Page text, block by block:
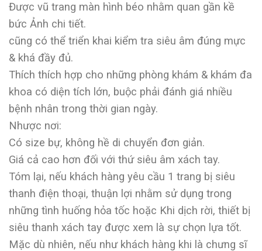
Được vũ trang màn hình béo nhằm quan gần kề
bức Ảnh chi tiết.
cũng có thể triển khai kiểm tra siêu âm đúng mực
& khá đầy đủ.
Thích thích hợp cho những phòng khám & khám đa
khoa có diện tích lớn, buộc phải đánh giá nhiều
bệnh nhân trong thời gian ngày.
Nhược nơi:
Có size bự, không hề di chuyển đơn giản.
Giá cả cao hơn đối với thứ siêu âm xách tay.
Tóm lại, nếu khách hàng yêu cầu 1 trang bị siêu
thanh điện thoại, thuận lợi nhằm sử dụng trong
những tình huống hỏa tốc hoặc Khi dịch rời, thiết bị
siêu thanh xách tay được xem là sự chọn lựa tốt.
Mặc dù nhiên, nếu như khách hàng khi là chưng sĩ